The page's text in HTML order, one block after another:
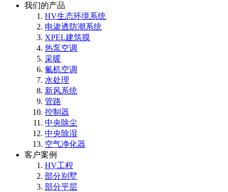
我们的产品
HV生态环境系统
电渗透防潮系统
XPEL建筑膜
热泵空调
采暖
氟机空调
水处理
新风系统
管路
控制器
中央除尘
中央除湿
空气净化器
客户案例
HV工程
部分别墅
部分平层